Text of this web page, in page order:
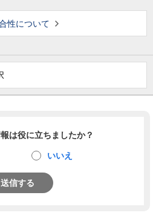
性について
は役に立ちましたか？
いいえ
送信する